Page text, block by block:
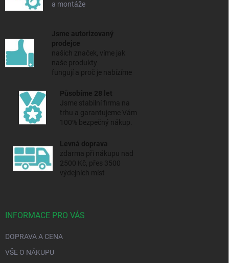
a montáže
Jsme autorizovaný
prodejce
našich značek, víme jak
naše produkty
fungují a proč je nabízíme
Působíme 28 let
Jsme stabilní firma na
trhu a garantujeme Vám
100% bezpečný nákup.
Levná doprava
zdarma při nákupu nad
2500 Kč, přes 3500
výdejních míst
INFORMACE PRO VÁS
DOPRAVA A CENA
VŠE O NÁKUPU